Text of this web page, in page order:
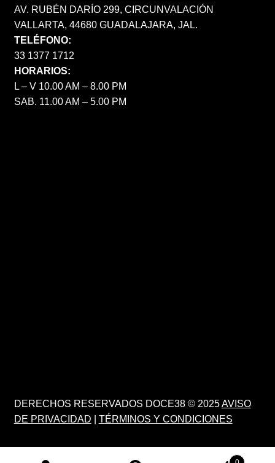
AV. RUBÉN DARÍO 299, CIRCUNVALACIÓN
VALLARTA, 44680 GUADALAJARA, JAL.
TELÉFONO:
33 1377 1712
HORARIOS:
L – V 10.00 AM – 8.00 PM
SAB. 11.00 AM – 5.00 PM
DERECHOS RESERVADOS DOCE38 © 2025AVISO
DE PRIVACIDAD
TÉRMINOS Y CONDICIONES